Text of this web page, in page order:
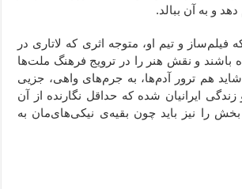
و به آن ببالد.
و تیم او، متوجه اثری که لاتاری در
باشند و نقش هنر را در ترویج فرهنگ ملت‌ها
شاید هم ترور آدم‌ها، به جرم‌های واهی،‌ جزيی
ایرانیان شده که حداقل نگارنده از آن
را نیز باید چون بقیه‌ی نیکی‌های‌مان به